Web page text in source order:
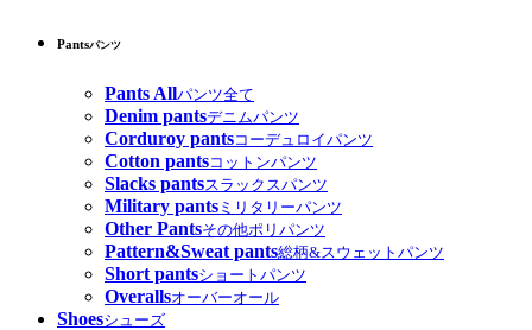
Pantsパンツ
Pants Allパンツ全て
Denim pantsデニムパンツ
Corduroy pantsコーデュロイパンツ
Cotton pantsコットンパンツ
Slacks pantsスラックスパンツ
Military pants ミリタリーパンツ
Other Pantsその他ポリパンツ
Pattern&Sweat pants総柄&スウェットパンツ
Short pantsショートパンツ
Overallsオーバーオール
Shoesシューズ